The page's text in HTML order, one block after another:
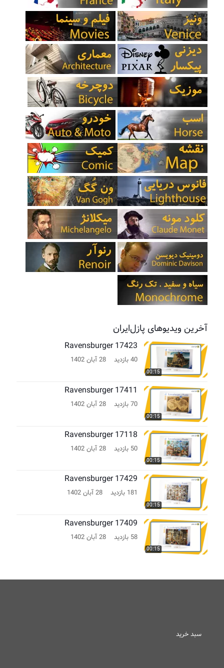
آخرین ویدیوهای پازل‌ایران
00:15
Ravensburger 17423
40 بازدید 28 آبان 1402
00:15
Ravensburger 17411
70 بازدید 28 آبان 1402
00:15
Ravensburger 17118
50 بازدید 28 آبان 1402
00:15
Ravensburger 17429
181 بازدید 28 آبان 1402
00:15
Ravensburger 17409
58 بازدید 28 آبان 1402
سبد خرید